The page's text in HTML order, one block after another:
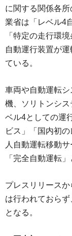
に関する関係各
業省は「レベル4
「特定の走行環
自動運行装置が
ている。
車両や自動運転
機、ソリトンシ
ベル4としての運
ビス」「国内初
人自動運転移動
「完全自動運転
プレスリリース
は行われておら
となる。